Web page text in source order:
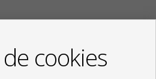
Nerja (Málaga)
951834450cookies